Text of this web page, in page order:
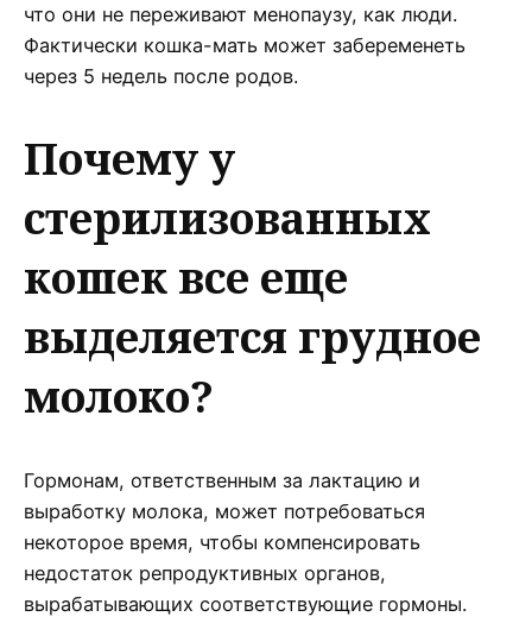
что они не переживают менопаузу, как люди.
Фактически кошка-мать может забеременеть
через 5 недель после родов.
Почему у
стерилизованных
кошек все еще
выделяется грудное
молоко?
Гормонам, ответственным за лактацию и
выработку молока, может потребоваться
некоторое время, чтобы компенсировать
недостаток репродуктивных органов,
вырабатывающих соответствующие гормоны.